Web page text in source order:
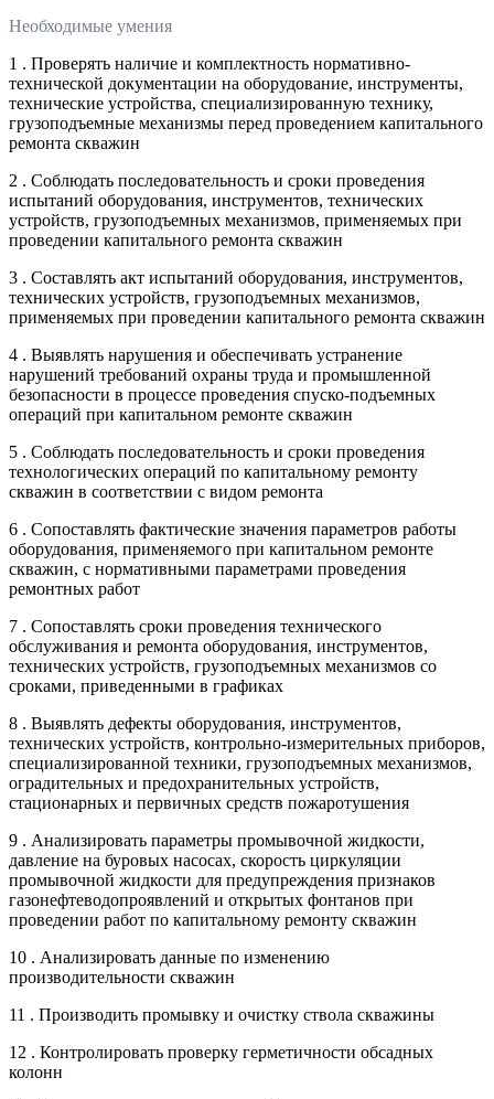
Необходимые умения
1 . Проверять наличие и комплектность нормативно-
технической документации на оборудование, инструменты,
технические устройства, специализированную технику,
грузоподъемные механизмы перед проведением капитального
ремонта скважин
2 . Соблюдать последовательность и сроки проведения
испытаний оборудования, инструментов, технических
устройств, грузоподъемных механизмов, применяемых при
проведении капитального ремонта скважин
3 . Составлять акт испытаний оборудования, инструментов,
технических устройств, грузоподъемных механизмов,
применяемых при проведении капитального ремонта скважин
4 . Выявлять нарушения и обеспечивать устранение
нарушений требований охраны труда и промышленной
безопасности в процессе проведения спуско-подъемных
операций при капитальном ремонте скважин
5 . Соблюдать последовательность и сроки проведения
технологических операций по капитальному ремонту
скважин в соответствии с видом ремонта
6 . Сопоставлять фактические значения параметров работы
оборудования, применяемого при капитальном ремонте
скважин, с нормативными параметрами проведения
ремонтных работ
7 . Сопоставлять сроки проведения технического
обслуживания и ремонта оборудования, инструментов,
технических устройств, грузоподъемных механизмов со
сроками, приведенными в графиках
8 . Выявлять дефекты оборудования, инструментов,
технических устройств, контрольно-измерительных приборов,
специализированной техники, грузоподъемных механизмов,
оградительных и предохранительных устройств,
стационарных и первичных средств пожаротушения
9 . Анализировать параметры промывочной жидкости,
давление на буровых насосах, скорость циркуляции
промывочной жидкости для предупреждения признаков
газонефтеводопроявлений и открытых фонтанов при
проведении работ по капитальному ремонту скважин
10 . Анализировать данные по изменению
производительности скважин
11 . Производить промывку и очистку ствола скважины
12 . Контролировать проверку герметичности обсадных
колонн